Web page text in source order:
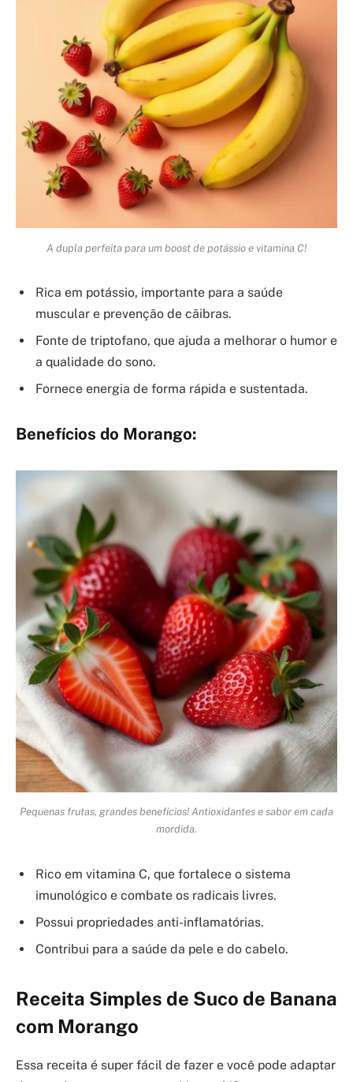
A dupla perfeita para um boost de potássio e vitamina C!
Rica em potássio, importante para a saúde
muscular e prevenção de cãibras.
Fonte de triptofano, que ajuda a melhorar o humor e
a qualidade do sono.
Fornece energia de forma rápida e sustentada.
Benefícios do Morango:
Pequenas frutas, grandes benefícios! Antioxidantes e sabor em cada
mordida.
Rico em vitamina C, que fortalece o sistema
imunológico e combate os radicais livres.
Possui propriedades anti-inflamatórias.
Contribui para a saúde da pele e do cabelo.
Receita Simples de Suco de Banana
com Morango
Essa receita é super fácil de fazer e você pode adaptar